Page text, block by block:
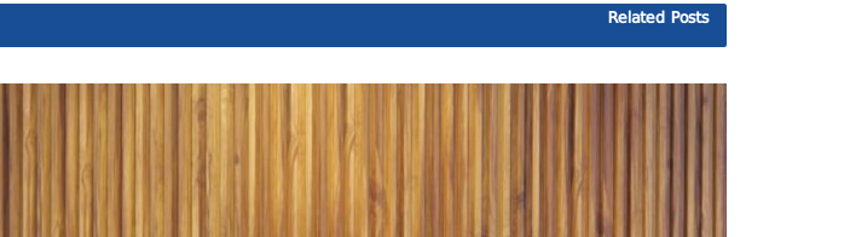
Related Posts